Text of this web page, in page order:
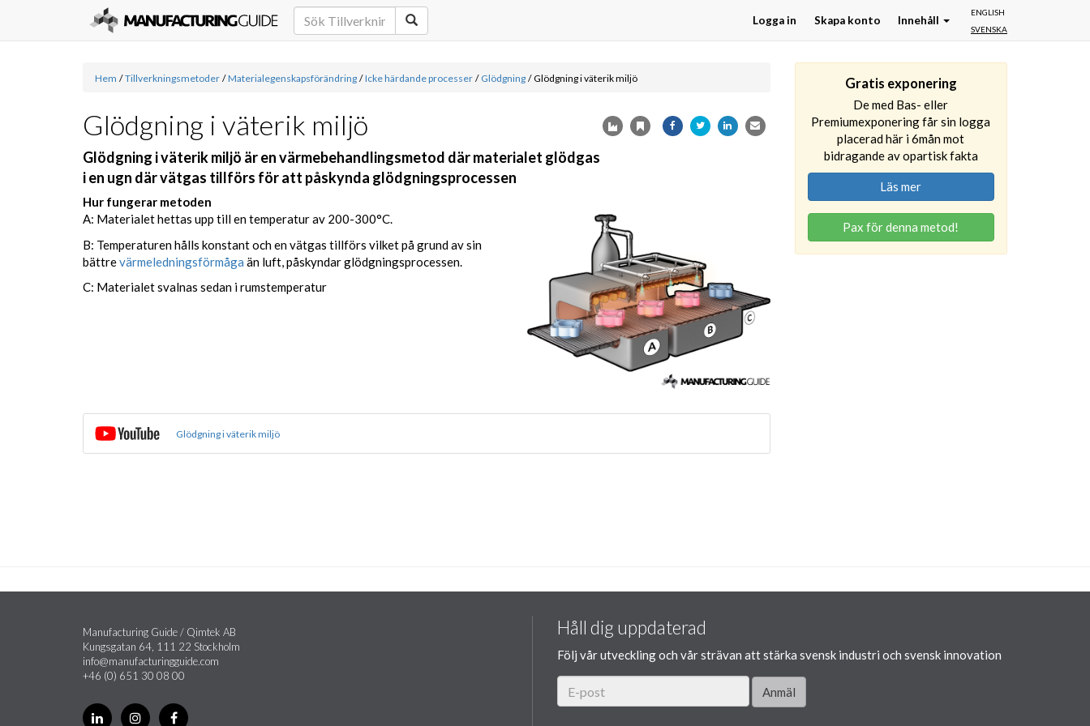
ENGLISH
SVENSKA
Logga in Skapa konto Innehåll
Hem / Tillverkningsmetoder / Materialegenskapsförändring / Icke härdande processer / Glödgning / Glödgning i väterik miljö
Glödgning i väterik miljö
Glödgning i väterik miljö är en värmebehandlingsmetod där materialet glödgas
i en ugn där vätgas tillförs för att påskynda glödgningsprocessen
Hur fungerar metoden
A: Materialet hettas upp till en temperatur av 200-300°C.
B: Temperaturen hålls konstant och en vätgas tillförs vilket på grund av sin
bättrevärmeledningsförmåga än luft, påskyndar glödgningsprocessen.
C: Materialet svalnas sedan i rumstemperatur
Glödgning i väterik miljö
Gratis exponering
De med Bas- eller
Premiumexponering får sin logga
placerad här i 6mån mot
bidragande av opartisk fakta
Läs mer
Pax för denna metod!
Manufacturing Guide / Qimtek AB
Kungsgatan 64, 111 22 Stockholm
info@manufacturingguide.com
+46 (0) 651 30 08 00
Håll dig uppdaterad
Följ vår utveckling och vår strävan att stärka svensk industri och svensk innovation
Anmäl